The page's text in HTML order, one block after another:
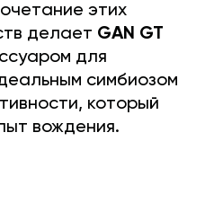
этих
делает GAN GT
для
симбиозом
который
вождения.